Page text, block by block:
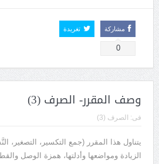
مشاركة
0
تغريدة
وصف المقرر- الصرف (3)
فى: الصرف (3)
يتناول هذا المقرر (جمع التكسير، التصغير،
الزيادة ومواضعها وأدلتها، همزة الوصل